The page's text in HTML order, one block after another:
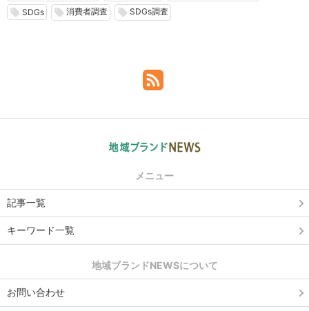
local_offer SDGs local_offer 消費者調査 local_offer SDGs調査
メニュー
記事一覧
キーワード一覧
地域ブランドNEWSについて
お問い合わせ